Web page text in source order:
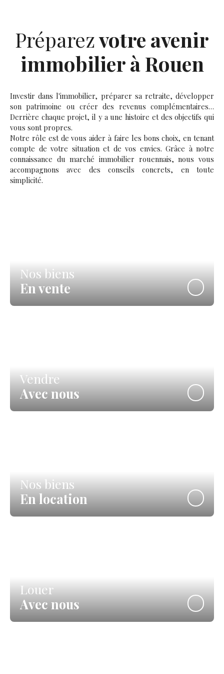
Préparezvotre avenir
immobilier à Rouen
Investir dans l'immobilier, préparer sa retraite, développer
son patrimoine ou créer des revenus complémentaires…
Derrière chaque projet, il y a une histoire et des objectifs qui
vous sont propres.
Notre rôle est de vous aider à faire les bons choix, en tenant
compte de votre situation et de vos envies. Grâce à notre
connaissance du marché immobilier rouennais, nous vous
accompagnons avec des conseils concrets, en toute
simplicité.
Nos biens
En vente
Vendre
Avec nous
Nos biens
En location
Louer
Avec nous